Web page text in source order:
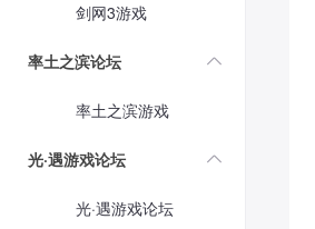
剑网3游戏
率土之滨论坛
率土之滨游戏
光·遇游戏论坛
光·遇游戏论坛